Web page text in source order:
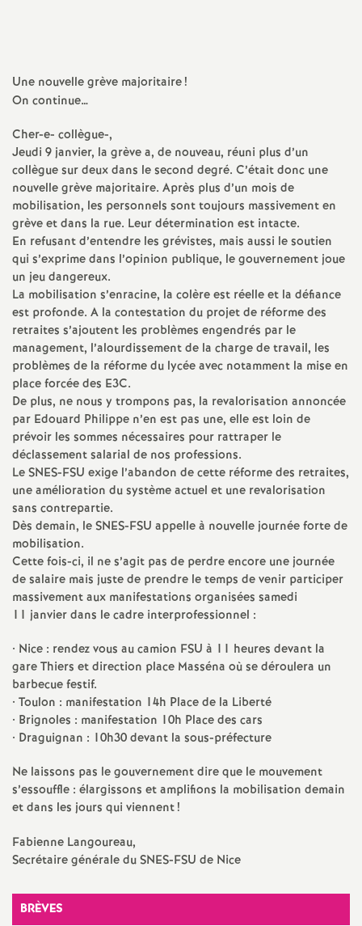
o
n
a
l
d
e
s
E
n
s
e
i
g
n
e
m
t
Une nouvelle grève majoritaire!
On continue…
Cher-e- collègue-,
Jeudi 9 janvier, la grève a, de nouveau, réuni plus d’un
collègue sur deux dans le second degré. C’était donc une
nouvelle grève majoritaire. Après plus d’un mois de
mobilisation, les personnels sont toujours massivement en
grève et dans la rue. Leur détermination est intacte.
En refusant d’entendre les grévistes, mais aussi le soutien
qui s’exprime dans l’opinion publique, le gouvernement joue
un jeu dangereux.
La mobilisation s’enracine, la colère est réelle et la défiance
est profonde. A la contestation du projet de réforme des
retraites s’ajoutent les problèmes engendrés par le
management, l’alourdissement de la charge de travail, les
problèmes de la réforme du lycée avec notamment la mise en
place forcée des E3C.
De plus, ne nous y trompons pas, la revalorisation annoncée
par Edouard Philippe n’en est pas une, elle est loin de
prévoir les sommes nécessaires pour rattraper le
déclassement salarial de nos professions.
Le SNES-FSU exige l’abandon de cette réforme des retraites,
une amélioration du système actuel et une revalorisation
sans contrepartie.
Dès demain, le SNES-FSU appelle à nouvelle journée forte de
mobilisation.
Cette fois-ci, il ne s’agit pas de perdre encore une journée
de salaire mais juste de prendre le temps de venir participer
massivement aux manifestations organisées samedi
11 janvier dans le cadre interprofessionnel :
• Nice : rendez vous au camion FSU à 11 heures devant la
gare Thiers et direction place Masséna où se déroulera un
barbecue festif.
• Toulon : manifestation 14h Place de la Liberté
• Brignoles : manifestation 10h Place des cars
• Draguignan : 10h30 devant la sous-préfecture
Ne laissons pas le gouvernement dire que le mouvement
s’essouffle : élargissons et amplifions la mobilisation demain
et dans les jours qui viennent!
Fabienne Langoureau,
Secrétaire générale du SNES-FSU de Nice
BRÈVES